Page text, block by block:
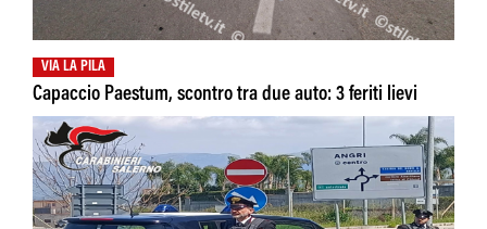
VIA LA PILA
Capaccio Paestum, scontro tra due auto: 3 feriti lievi